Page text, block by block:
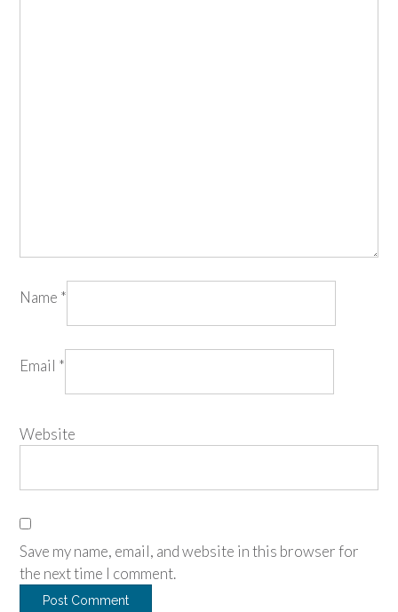
Name *
Email *
Website
Save my name, email, and website in this browser for
the next time I comment.